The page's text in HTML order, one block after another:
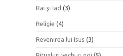
Rai şi Iad (3)
Religie (4)
Revenirea lui Isus (3)